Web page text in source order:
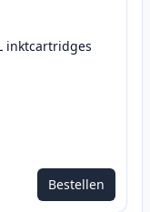
inktcartridges
Bestellen